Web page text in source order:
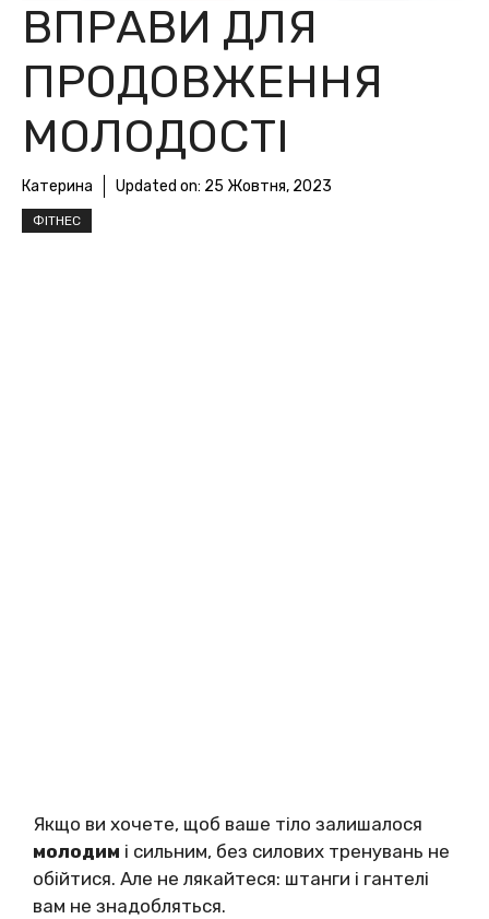
ВПРАВИ ДЛЯ
ПРОДОВЖЕННЯ
МОЛОДОСТІ
Катерина Updated on: 25 Жовтня, 2023
ФІТНЕС
Якщо ви хочете, щоб ваше тіло залишалося
молодим і сильним, без силових тренувань не
обійтися. Але не лякайтеся: штанги і гантелі
вам не знадобляться.